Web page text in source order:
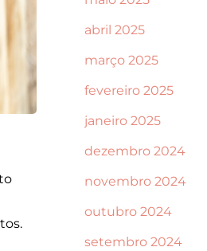
abril 2025
março 2025
fevereiro 2025
janeiro 2025
dezembro 2024
novembro 2024
outubro 2024
setembro 2024